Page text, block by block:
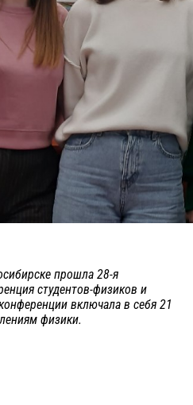
прошла 28-я
студентов-физиков и
включала в себя 21
физики.